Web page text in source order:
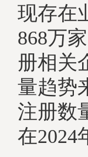
现存在
868万
册相关
量趋势
注册数
在2024